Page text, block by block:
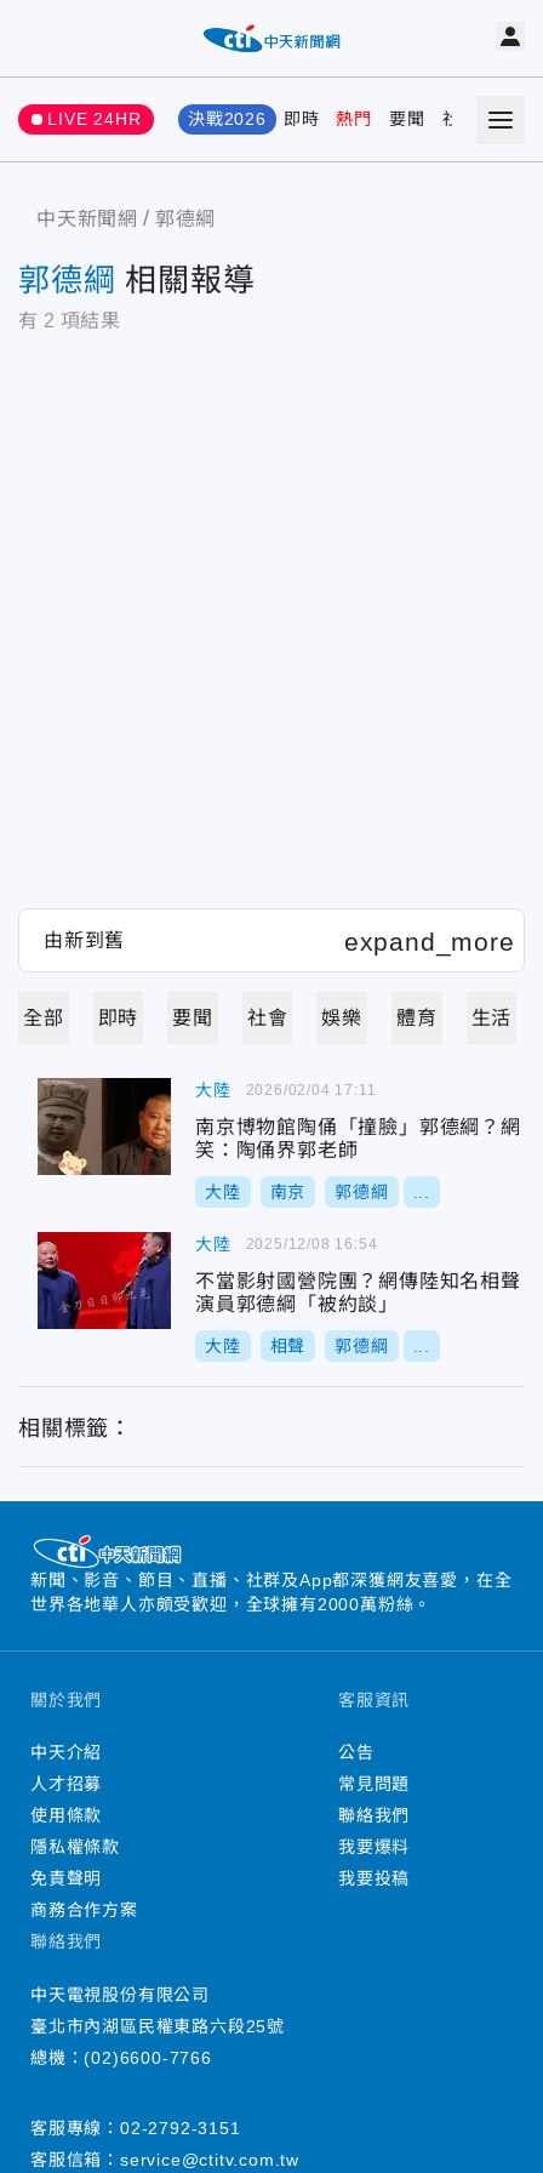
LIVE 24HR 決戰2026 即時 熱門 要聞 社會 娛樂
中天新聞網 郭德綱
郭德綱 相關報導
有 2 項結果
全部 即時 要聞 社會 娛樂 體育 生活
大陸
南京博物館陶俑「撞臉」郭德綱？網
笑：陶俑界郭老師
大陸 南京 郭德綱
2026/02/04 17:11
大陸
不當影射國營院團？網傳陸知名相聲
演員郭德綱「被約談」
大陸 相聲 郭德綱
2025/12/08 16:54
相關標籤：
新聞、影音、節目、直播、社群及App都深獲網友喜愛，在全
世界各地華人亦頗受歡迎，全球擁有2000萬粉絲。
關於我們
中天介紹
人才招募
使用條款
隱私權條款
免責聲明
商務合作方案
客服資訊
公告
常見問題
聯絡我們
我要爆料
我要投稿
聯絡我們
中天電視股份有限公司
臺北市內湖區民權東路六段25號
總機：(02)6600-7766
客服專線： 02-2792-3151
客服信箱： service@ctitv.com.tw